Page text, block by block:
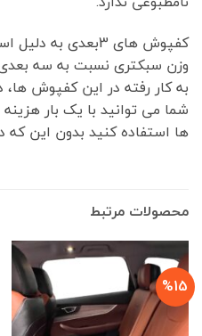
کفپوش های 3بعدی
وزن سبکتری نسبت به سه بعدی
به کار رفته در این کفپوش ها،
شما می توانید با یک بار
ها استفاده کنید بدون این
محصولات مرتبط
%15